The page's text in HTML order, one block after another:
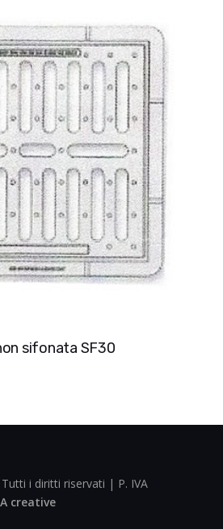
sifonata SF30
i diritti riservati | P. IVA
creative